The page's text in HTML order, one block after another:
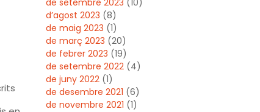
de setembre 2023 (10)
d’agost 2023 (8)
de maig 2023 (1)
de març 2023 (20)
de febrer 2023 (19)
de setembre 2022(4)
de juny 2022(1)
de desembre 2021 (6)
de novembre 2021 (1)